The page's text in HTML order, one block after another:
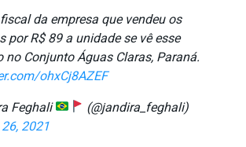
da empresa que vendeu os
por R$ 89 a unidade se vê esse
no Conjunto Águas Claras, Paraná.
ohxCj8AZEF
Feghali
(@jandira_feghali)
2021